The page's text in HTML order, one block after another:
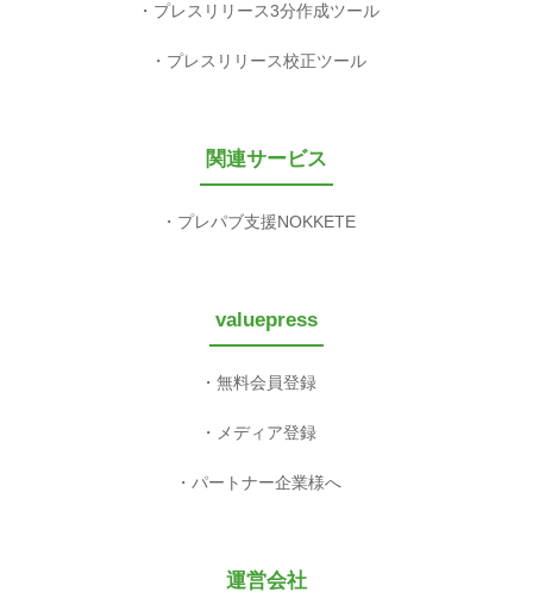
プレスリリース3分作成ツール
プレスリリース校正ツール
関連サービス
プレパブ支援NOKKETE
valuepress
無料会員登録
メディア登録
パートナー企業様へ
運営会社